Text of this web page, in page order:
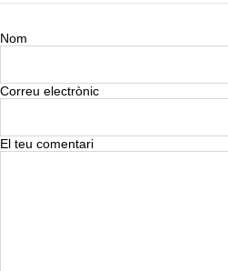
Nom
Correu electrònic
El teu comentari